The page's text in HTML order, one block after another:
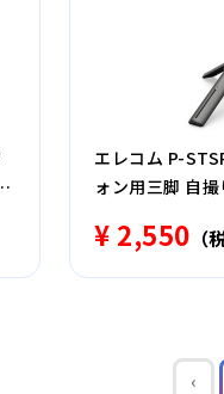
エレコム P-
ォン用三脚 自
¥ 2,550 （
‹